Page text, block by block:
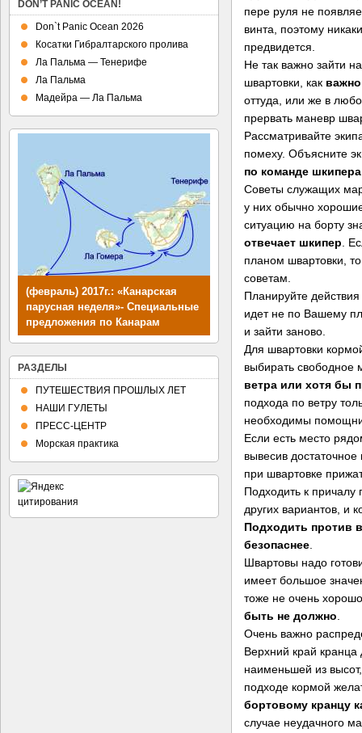
пере руля не
винта, поэтому
предвидется.
Не так важно зайти
швартовки, как
оттуда, или же в
прервать маневр
Рассматривайте
помеху. Объясните
по команде
Советы служащих
у них обычно
ситуацию на борту
отвечает шкипер .
планом швартовки,
советам.
Планируйте
идет не по Вашему
и зайти заново.
Для швартовки
выбирать свободное
ветра или хотя бы
подхода по ветру
необходимы
Если есть место
вывесив
при швартовке
Подходить к причалу
других вариантов, и
Подходить против
безопаснее
Швартовы надо
имеет большое
тоже не очень
быть не должно
Очень важно
Верхний край
наименьшей из
подходе кормой
бортовому кранцу
случае неудачного
DON’T PANIC OCEAN!
Don`t Panic Ocean 2026
Косатки Гибралтарского пролива
Ла Пальма — Тенерифе
Ла Пальма
Мадейра — Ла Пальма
(февраль) 2017г.: «Канарская
парусная неделя»- Специальные
предложения по Канарам
РАЗДЕЛЫ
ПУТЕШЕСТВИЯ ПРОШЛЫХ ЛЕТ
НАШИ ГУЛЕТЫ
ПРЕСС-ЦЕНТР
Морская практика